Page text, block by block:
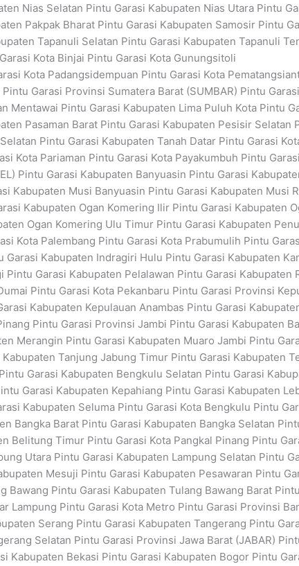
Nias Selatan Pintu Garasi Kabupaten Nias Utara Pintu
Pakpak Bharat Pintu Garasi Kabupaten Samosir Pintu
Tapanuli Selatan Pintu Garasi Kabupaten Tapanuli
Kota Binjai Pintu Garasi Kota Gunungsitoli
Kota Padangsidempuan Pintu Garasi Kota
Garasi Provinsi Sumatera Barat (SUMBAR) Pintu
Mentawai Pintu Garasi Kabupaten Lima Puluh Kota Pintu
Pasaman Barat Pintu Garasi Kabupaten Pesisir Selatan
Pintu Garasi Kabupaten Tanah Datar Pintu Garasi
Kota Pariaman Pintu Garasi Kota Payakumbuh Pintu
Pintu Garasi Kabupaten Banyuasin Pintu Garasi
Kabupaten Musi Banyuasin Pintu Garasi Kabupaten Musi
Kabupaten Ogan Komering Ilir Pintu Garasi Kabupaten
Ogan Komering Ulu Timur Pintu Garasi Kabupaten
Kota Palembang Pintu Garasi Kota Prabumulih Pintu
Kabupaten Indragiri Hulu Pintu Garasi Kabupaten
Garasi Kabupaten Pelalawan Pintu Garasi Kabupaten
Pintu Garasi Kota Pekanbaru Pintu Garasi Provinsi
Kabupaten Kepulauan Anambas Pintu Garasi
Pintu Garasi Provinsi Jambi Pintu Garasi Kabupaten
Merangin Pintu Garasi Kabupaten Muaro Jambi Pintu
Tanjung Jabung Timur Pintu Garasi Kabupaten
Garasi Kabupaten Bengkulu Selatan Pintu Garasi
Garasi Kabupaten Kepahiang Pintu Garasi Kabupaten
Kabupaten Seluma Pintu Garasi Kota Bengkulu Pintu
Bangka Barat Pintu Garasi Kabupaten Bangka Selatan
Belitung Timur Pintu Garasi Kota Pangkal Pinang Pintu
Utara Pintu Garasi Kabupaten Lampung Selatan Pintu
Mesuji Pintu Garasi Kabupaten Pesawaran Pintu
Pintu Garasi Kabupaten Tulang Bawang Barat
Lampung Pintu Garasi Kota Metro Pintu Garasi Provinsi
Serang Pintu Garasi Kabupaten Tangerang Pintu
Selatan Pintu Garasi Provinsi Jawa Barat (JABAR)
Kabupaten Bekasi Pintu Garasi Kabupaten Bogor Pintu